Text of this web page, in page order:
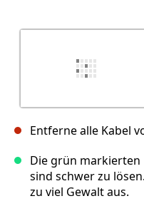
Entferne alle Kabel
Die grün markierten
sind schwer zu
zu viel Gewalt aus.